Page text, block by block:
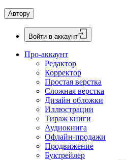
Автору
Войти в аккаунт
Про-аккаунт
Редактор
Корректор
Простая верстка
Сложная верстка
Дизайн обложки
Иллюстрации
Тираж книги
Аудиокнига
Офлайн-продажи
Продвижение
Буктрейлер